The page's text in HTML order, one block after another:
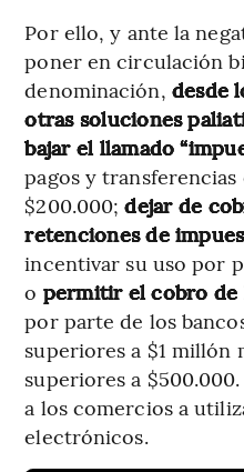
Por ello, y ante la
poner en circulación
denominación, desde
otras soluciones
bajar el llamado
pagos y
$200.000;dejar de
retenciones de
incentivar su uso por
o permitir el cobro de
por parte de los
superiores a $1 millón
superiores a
a los comercios a
electrónicos.